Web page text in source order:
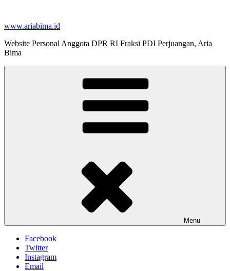
content
www.ariabima.id
Website Personal Anggota DPR RI Fraksi PDI Perjuangan, Aria
Bima
Menu
Facebook
Twitter
Instagram
Email